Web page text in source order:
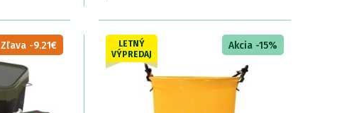
Zľava -9.21€
LETNÝ
VÝPREDAJ
Akcia -15%